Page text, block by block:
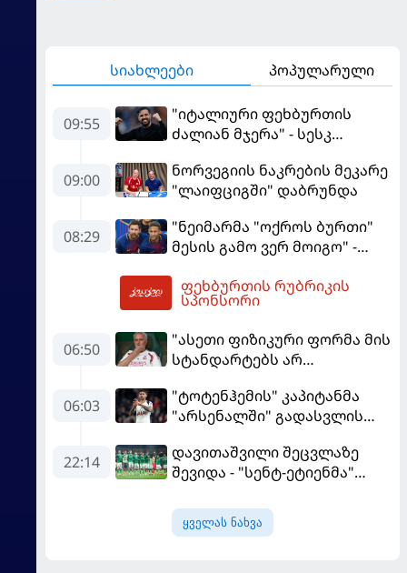
სიახლეები პოპულარული
09:55
"იტალიური ფეხბურთის
ძალიან მჯერა" - სესკ
09:00
ნორვეგიის ნაკრების მეკარე
"ლაიფციგში" დაბრუნდა
08:29
"ნეიმარმა "ოქროს ბურთი"
მესის გამო ვერ მოიგო" -
აგენტი
ფეხბურთის რუბრიკის
სპონსორი
06:50
"ასეთი ფიზიკური ფორმა მის
სტანდარტებს არ
"რეალის" ახალწვეული
გააკრიტიკა
06:03
"ტოტენჰემის" კაპიტანმა
"არსენალში" გადასვლის
22:14
დავითაშვილი შეცვლაზე
შევიდა - "სენტ-ეტიენმა"
ყველას ნახვა